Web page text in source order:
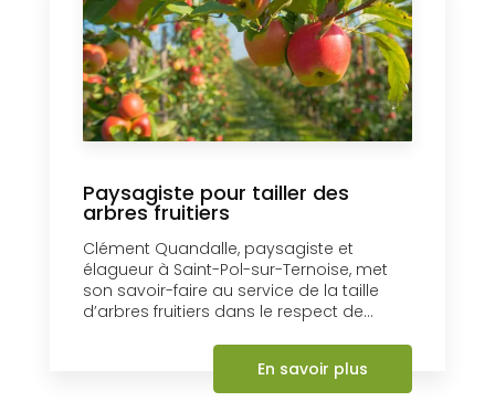
Paysagiste pour tailler des
arbres fruitiers
Clément Quandalle, paysagiste et
élagueur à Saint-Pol-sur-Ternoise, met
son savoir-faire au service de la taille
d’arbres fruitiers dans le respect de...
En savoir plus